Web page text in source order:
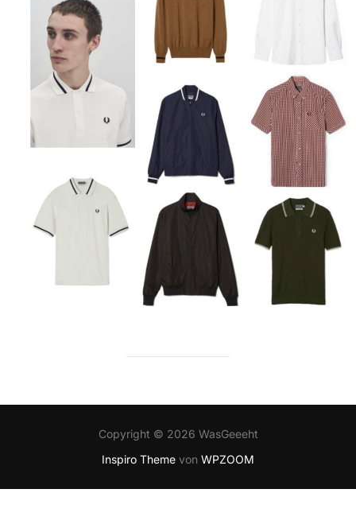
Copyright © 2026 WasGeeeht
Inspiro Theme von WPZOOM